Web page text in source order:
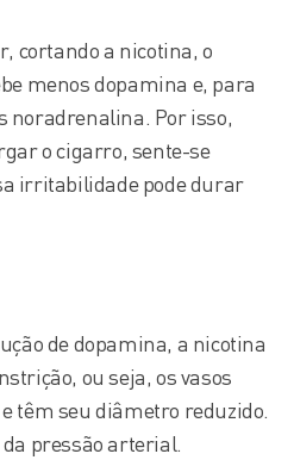
cortando a nicotina, o
menos dopamina e, para
noradrenalina. Por isso,
o cigarro, sente-se
irritabilidade pode durar
de dopamina, a nicotina
ou seja, os vasos
têm seu diâmetro reduzido.
pressão arterial.